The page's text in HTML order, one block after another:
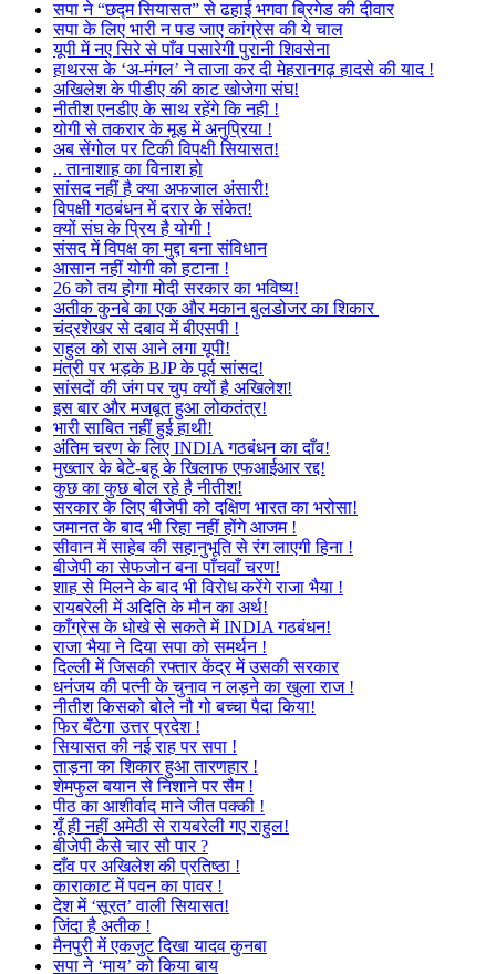
सपा ने “छद्म सियासत” से ढहाई भगवा ब्रिगेड की दीवार
सपा के लिए भारी न पड जाए कांग्रेस की ये चाल
यूपी में नए सिरे से पाँव पसारेगी पुरानी शिवसेना
हाथरस के ‘अ-मंगल’ ने ताजा कर दी मेहरानगढ़ हादसे की याद !
अखिलेश के पीडीए की काट खोजेगा संघ!
नीतीश एनडीए के साथ रहेंगे कि नही !
योगी से तकरार के मूड में अनुप्रिया !
अब सेंगोल पर टिकी विपक्षी सियासत!
.. तानाशाह का विनाश हो
सांसद नहीं है क्या अफजाल अंसारी!
विपक्षी गठबंधन में दरार के संकेत!
क्यों संघ के प्रिय है योगी !
संसद में विपक्ष का मुद्दा बना संविधान
आसान नहीं योगी को हटाना !
26 को तय होगा मोदी सरकार का भविष्य!
अतीक कुनबे का एक और मकान बुलडोजर का शिकार
चंद्रशेखर से दबाव में बीएसपी !
राहुल को रास आने लगा यूपी!
मंत्री पर भड़के BJP के पूर्व सांसद!
सांसदों की जंग पर चुप क्यों है अखिलेश!
इस बार और मजबूत हुआ लोकतंत्र!
भारी साबित नहीं हुई हाथी!
अंतिम चरण के लिए INDIA गठबंधन का दाँव!
मुख्तार के बेटे-बहू के खिलाफ एफआईआर रद्द!
कुछ का कुछ बोल रहे है नीतीश!
सरकार के लिए बीजेपी को दक्षिण भारत का भरोसा!
जमानत के बाद भी रिहा नहीं होंगे आजम !
सीवान में साहेब की सहानुभूति से रंग लाएगी हिना !
बीजेपी का सेफजोन बना पाँचवाँ चरण!
शाह से मिलने के बाद भी विरोध करेंगे राजा भैया !
रायबरेली में अदिति के मौन का अर्थ!
काँग्रेस के धोखे से सकते में INDIA गठबंधन!
राजा भैया ने दिया सपा को समर्थन !
दिल्ली में जिसकी रफ्तार केंद्र में उसकी सरकार
धनंजय की पत्नी के चुनाव न लड़ने का खुला राज !
नीतीश किसको बोले नौ गो बच्चा पैदा किया!
फिर बँटेगा उत्तर प्रदेश !
सियासत की नई राह पर सपा !
ताड़ना का शिकार हुआ तारणहार !
शेमफुल बयान से निशाने पर सैम !
पीठ का आशीर्वाद माने जीत पक्की !
यूँ ही नहीं अमेठी से रायबरेली गए राहुल!
बीजेपी कैसे चार सौ पार ?
दाँव पर अखिलेश की प्रतिष्ठा !
काराकाट में पवन का पावर !
देश में ‘सूरत’ वाली सियासत!
जिंदा है अतीक !
मैनपुरी में एकजुट दिखा यादव कुनबा
सपा ने ‘माय’ को किया बाय